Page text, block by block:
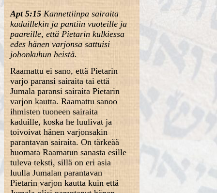
Apt 5:15Kannettiinpa sairaita
kaduillekin ja pantiin vuoteille ja
paareille, että Pietarin kulkiessa
edes hänen varjonsa sattuisi
johonkuhun heistä.
Raamattu ei sano, että Pietarin
varjo paransi sairaita tai että
Jumala paransi sairaita Pietarin
varjon kautta. Raamattu sanoo
ihmisten tuoneen sairaita
kaduille, koska he luulivat ja
toivoivat hänen varjonsakin
parantavan sairaita. On tärkeää
huomata Raamatun sanasta esille
tuleva teksti, sillä on eri asia
luulla Jumalan parantavan
Pietarin varjon kautta kuin että